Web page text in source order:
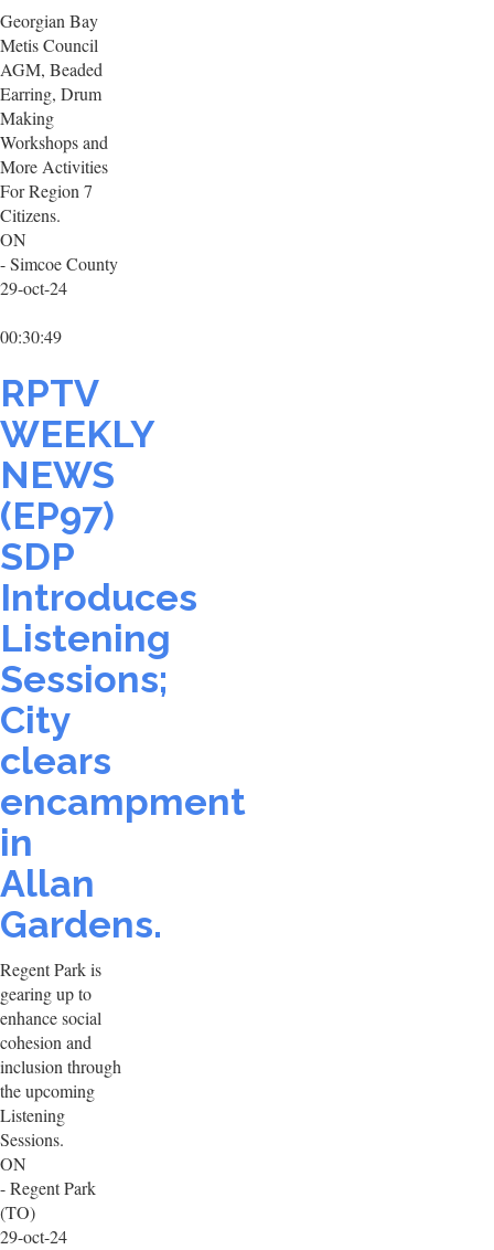
Georgian Bay
Metis Council
AGM, Beaded
Earring, Drum
Making
Workshops and
More Activities
For Region 7
Citizens.
ON
- Simcoe County
29-oct-24
00:30:49
RPTV
WEEKLY
NEWS
(EP97)
SDP
Introduces
Listening
Sessions;
City
clears
encampment
in
Allan
Gardens.
Regent Park is
gearing up to
enhance social
cohesion and
inclusion through
the upcoming
Listening
Sessions.
ON
- Regent Park
(TO)
29-oct-24